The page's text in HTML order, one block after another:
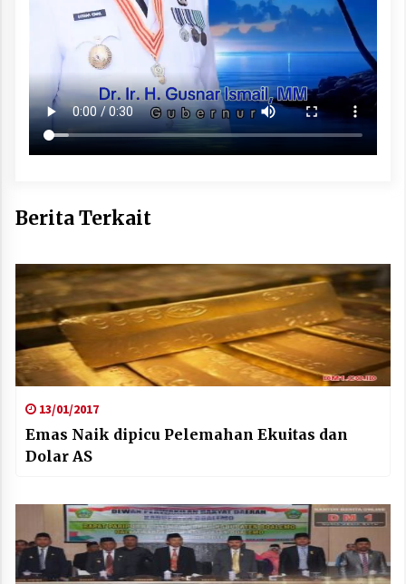
Berita Terkait
13/01/2017
Emas Naik dipicu Pelemahan Ekuitas dan
Dolar AS